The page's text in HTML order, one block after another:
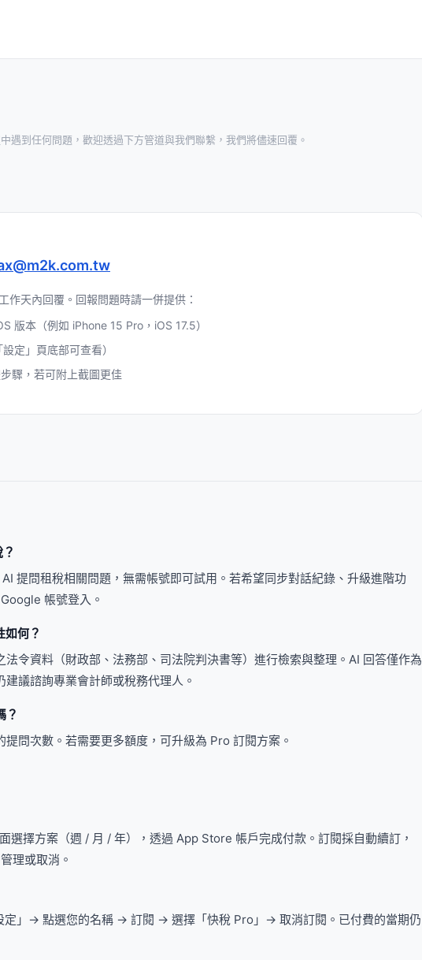
遇到任何問題，歡迎透過下方管道與我們聯繫，我們將儘速回覆。
作天內回覆。回報問題時請一併提供：
版本（例如 iPhone 15 Pro，iOS 17.5）
定」頁底部可查看）
驟，若可附上截圖更佳
提問租稅相關問題，無需帳號即可試用。若希望同步對話紀錄、升級進階功
帳號登入。
如何？
法令資料（財政部、法務部、司法院判決書等）進行檢索與整理。AI 回答僅作為
建議諮詢專業會計師或稅務代理人。
？
提問次數。若需要更多額度，可升級為 Pro 訂閱方案。
選擇方案（週 / 月 / 年），透過 App Store 帳戶完成付款。訂閱採自動續訂，
理或取消。
定」→ 點選您的名稱 → 訂閱 → 選擇「快稅 Pro」→ 取消訂閱。已付費的當期仍